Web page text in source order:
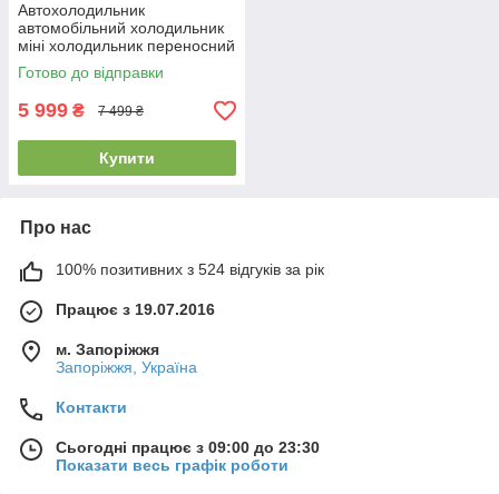
Автохолодильник
автомобільний холодильник
міні холодильник переносний
холодильник Ranger Iceberg
22L 12V/24V/220V
Готово до відправки
5 999 ₴ 7 499 ₴
Купити
Про нас
100% позитивних з 524 відгуків за рік
Працює з 19.07.2016
м. Запоріжжя
Запоріжжя, Україна
Контакти
Сьогодні працює з 09:00 до 23:30
Показати весь графік роботи